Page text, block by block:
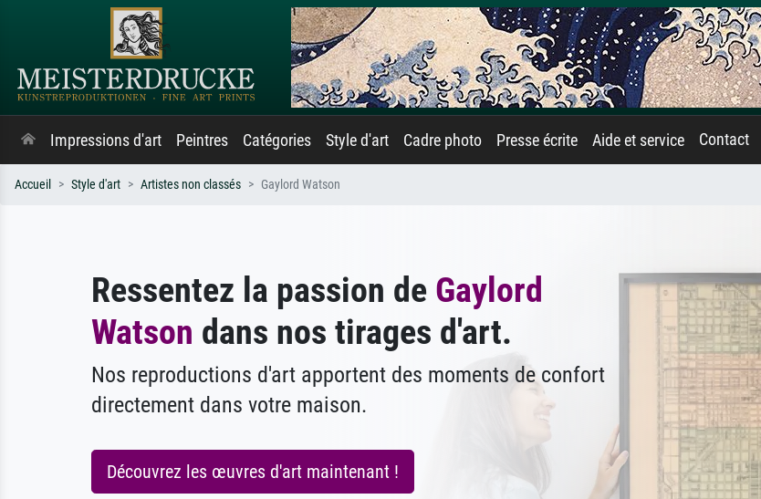
Impressions d'art Peintres Catégories Style d'art Cadre photo Presse écrite Aide et service Contact
Accueil Style d'art Artistes non classés Gaylord Watson
Ressentez la passion de Gaylord
Watson dans nos tirages d'art.
Nos reproductions d'art apportent des moments de confort
directement dans votre maison.
Découvrez les œuvres d'art maintenant !